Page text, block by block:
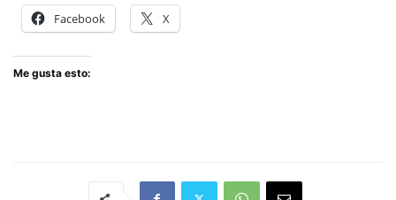
Facebook X
Me gusta esto: